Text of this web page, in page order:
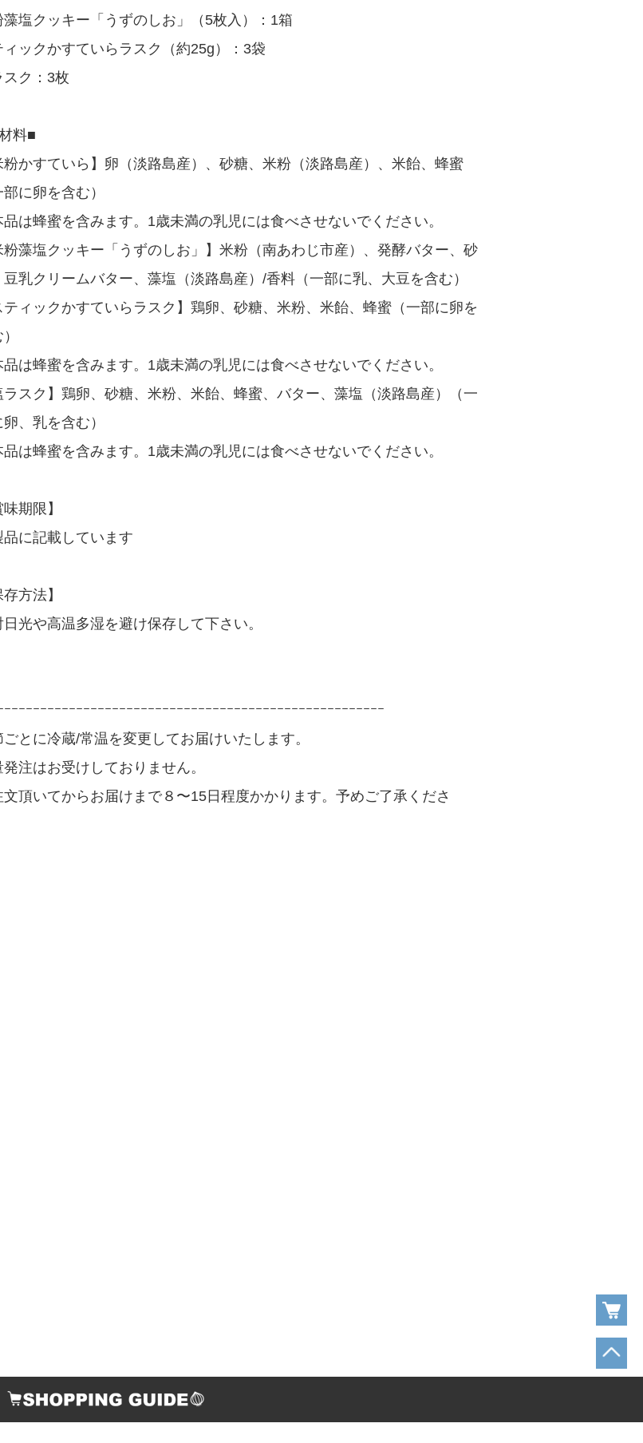
藻塩クッキー「うずのしお」（5枚入）：1箱
ィックかすていらラスク（約25g）：3袋
スク：3枚
料■
粉かすていら】卵（淡路島産）、砂糖、米粉（淡路島産）、米飴、蜂蜜
部に卵を含む）
は蜂蜜を含みます。1歳未満の乳児には食べさせないでください。
粉藻塩クッキー「うずのしお」】米粉（南あわじ市産）、発酵バター、砂
豆乳クリームバター、藻塩（淡路島産）/香料（一部に乳、大豆を含む）
ティックかすていらラスク】鶏卵、砂糖、米粉、米飴、蜂蜜（一部に卵を
は蜂蜜を含みます。1歳未満の乳児には食べさせないでください。
ラスク】鶏卵、砂糖、米粉、米飴、蜂蜜、バター、藻塩（淡路島産）（一
、乳を含む）
は蜂蜜を含みます。1歳未満の乳児には食べさせないでください。
味期限】
品に記載しています
存方法】
日光や高温多湿を避け保存して下さい。
ｰｰｰｰｰｰｰｰｰｰｰｰｰｰｰｰｰｰｰｰｰｰｰｰｰｰｰｰｰｰｰｰｰｰｰｰｰｰｰｰｰｰｰｰｰｰｰｰｰｰｰｰｰ
ごとに冷蔵/常温を変更してお届けいたします。
発注はお受けしておりません。
文頂いてからお届けまで８〜15日程度かかります。予めご了承くださ